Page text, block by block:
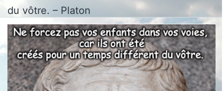
du vôtre. – Platon